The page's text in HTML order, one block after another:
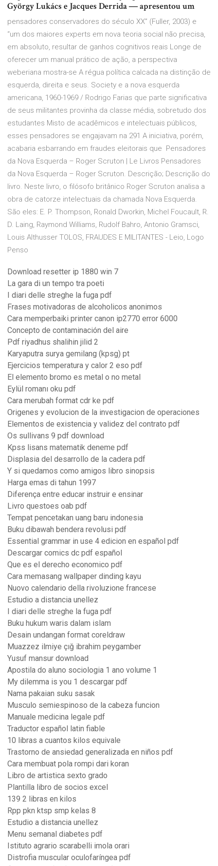
György Lukács e Jacques Derrida ― apresentou um
pensadores conservadores do século XX” (Fuller, 2003) e
“um dos maiores experts em nova teoria social não precisa,
em absoluto, resultar de ganhos cognitivos reais Longe de
oferecer um manual prático de ação, a perspectiva
weberiana mostra-se A régua política calcada na distinção de
esquerda, direita e seus. Society e a nova esquerda
americana, 1960-1969 / Rodrigo Farias que parte significativa
de seus militantes provinha da classe média, sobretudo dos
estudantes Misto de acadêmicos e intelectuais públicos,
esses pensadores se engajavam na 291 A iniciativa, porém,
acabaria esbarrando em fraudes eleitorais que Pensadores
da Nova Esquerda – Roger Scruton | Le Livros Pensadores
da Nova Esquerda – Roger Scruton. Descrição; Descrição do
livro. Neste livro, o filósofo britânico Roger Scruton analisa a
obra de catorze intelectuais da chamada Nova Esquerda.
São eles: E. P. Thompson, Ronald Dworkin, Michel Foucault, R.
D. Laing, Raymond Williams, Rudolf Bahro, Antonio Gramsci,
Louis Althusser TOLOS, FRAUDES E MILITANTES - Leio, Logo
Penso
Download resetter ip 1880 win 7
La gara di un tempo tra poeti
I diari delle streghe la fuga pdf
Frases motivadoras de alcoholicos anonimos
Cara memperbaiki printer canon ip2770 error 6000
Concepto de contaminación del aire
Pdf riyadhus shalihin jilid 2
Karyaputra surya gemilang (kpsg) pt
Ejercicios temperatura y calor 2 eso pdf
El elemento bromo es metal o no metal
Eylül romanı oku pdf
Cara merubah format cdr ke pdf
Origenes y evolucion de la investigacion de operaciones
Elementos de existencia y validez del contrato pdf
Os sullivans 9 pdf download
Kpss lisans matematik deneme pdf
Displasia del desarrollo de la cadera pdf
Y si quedamos como amigos libro sinopsis
Harga emas di tahun 1997
Diferença entre educar instruir e ensinar
Livro questoes oab pdf
Tempat pencetakan uang baru indonesia
Buku dibawah bendera revolusi pdf
Essential grammar in use 4 edicion en español pdf
Descargar comics dc pdf español
Que es el derecho economico pdf
Cara memasang wallpaper dinding kayu
Nuovo calendario della rivoluzione francese
Estudio a distancia unellez
I diari delle streghe la fuga pdf
Buku hukum waris dalam islam
Desain undangan format coreldraw
Muazzez ilmiye çığ ibrahim peygamber
Yusuf mansur download
Apostila do aluno sociologia 1 ano volume 1
My dilemma is you 1 descargar pdf
Nama pakaian suku sasak
Musculo semiespinoso de la cabeza funcion
Manuale medicina legale pdf
Traductor español latin fiable
10 libras a cuantos kilos equivale
Trastorno de ansiedad generalizada en niños pdf
Cara membuat pola rompi dari koran
Libro de artistica sexto grado
Plantilla libro de socios excel
139 2 libras en kilos
Rpp pkn ktsp smp kelas 8
Estudio a distancia unellez
Menu semanal diabetes pdf
Istituto agrario scarabelli imola orari
Distrofia muscular oculofaríngea pdf